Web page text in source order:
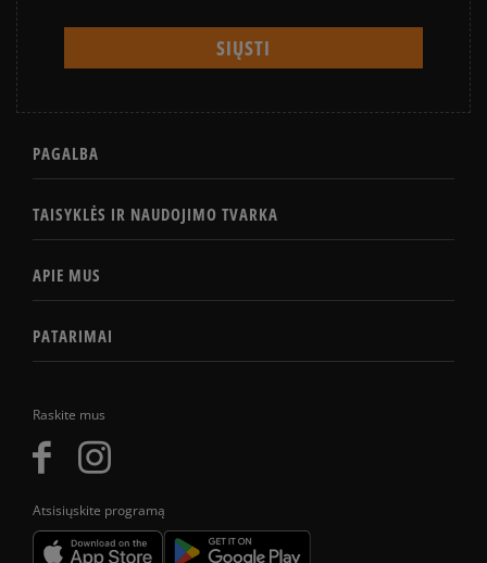
Raskite mus
Atsisiųskite programą
PAGALBA
TAISYKLĖS IR NAUDOJIMO TVARKA
APIE MUS
PATARIMAI